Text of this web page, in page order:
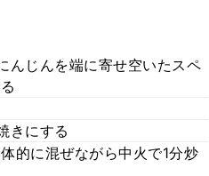
んじんを端に寄せ空いたスペ
きにする
的に混ぜながら中火で1分炒